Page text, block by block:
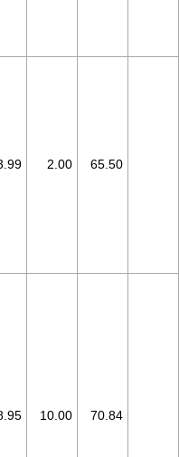
2.00 65.50
10.00 70.84